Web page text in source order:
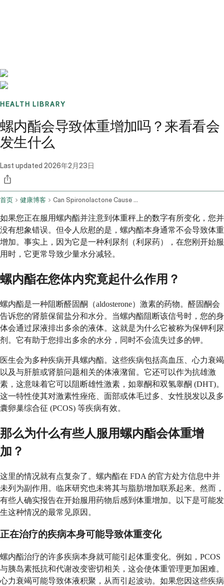
HEALTH LIBRARY
螺内酯会导致体重增加吗？来看看会
发生什么
Last updated 2026年2月23日
首页 健康博客 Can Spironolactone Cause Weight Gain
如果您正在服用螺内酯并注意到体重秤上的数字有所变化，您并
没有想象错误。但令人欣慰的是，螺内酯本身通常不会导致体重
增加。事实上，因为它是一种利尿剂（利尿药），在您刚开始服
用时，它更常导致少量水分减轻。
螺内酯在您体内究竟起什么作用？
螺内酯是一种阻断醛固酮（aldosterone）激素的药物。醛固酮会
告诉您的肾脏保留盐分和水分。当螺内酯阻断该信号时，您的身
体会通过尿液排出多余的液体。这就是为什么它被称为保钾利尿
剂。它有助于您排出多余的水分，同时不会流失过多的钾。
医生会为多种疾病开具螺内酯。这些疾病包括高血压、心力衰竭
以及与肝脏或肾脏问题相关的体液潴留。它还可以作为抗雄激
素，这意味着它可以阻断雄性激素，如睾酮和双氢睾酮 (DHT)。
这一特性使其对激素性痤疮、面部或体毛过多、女性脱发以及多
囊卵巢综合征 (PCOS) 等疾病有效。
那么为什么有些人服用螺内酯会体重增
加？
这里的情况就有点复杂了。螺内酯在 FDA 的官方处方信息中并
未列为副作用。临床研究也未将其与脂肪增加联系起来。然而，
有些人确实报告在开始服用药物后感到体重增加。以下是可能发
生这种情况的最常见原因。
正在治疗的疾病本身可能导致体重变化
螺内酯治疗的许多疾病本身就可能引起体重变化。例如，PCOS
与胰岛素抵抗和代谢改变密切相关，这会使体重管理更加困难。
心力衰竭可能导致体液积聚，从而引起波动。如果您因这些疾病